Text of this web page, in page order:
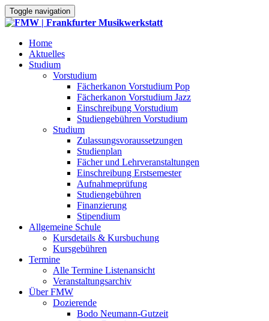
Toggle navigation
Home
Aktuelles
Studium
Vorstudium
Fächerkanon Vorstudium Pop
Fächerkanon Vorstudium Jazz
Einschreibung Vorstudium
Studiengebühren Vorstudium
Studium
Zulassungsvoraussetzungen
Studienplan
Fächer und Lehrveranstaltungen
Einschreibung Erstsemester
Aufnahmeprüfung
Studiengebühren
Finanzierung
Stipendium
Allgemeine Schule
Kursdetails & Kursbuchung
Kursgebühren
Termine
Alle Termine Listenansicht
Veranstaltungsarchiv
Über FMW
Dozierende
Bodo Neumann-Gutzeit